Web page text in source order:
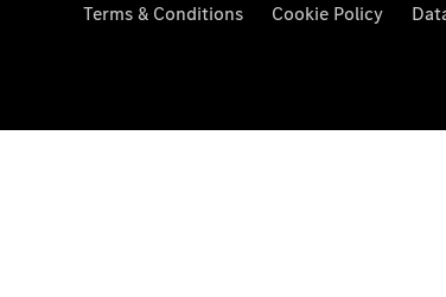
Terms & Conditions Cookie Policy